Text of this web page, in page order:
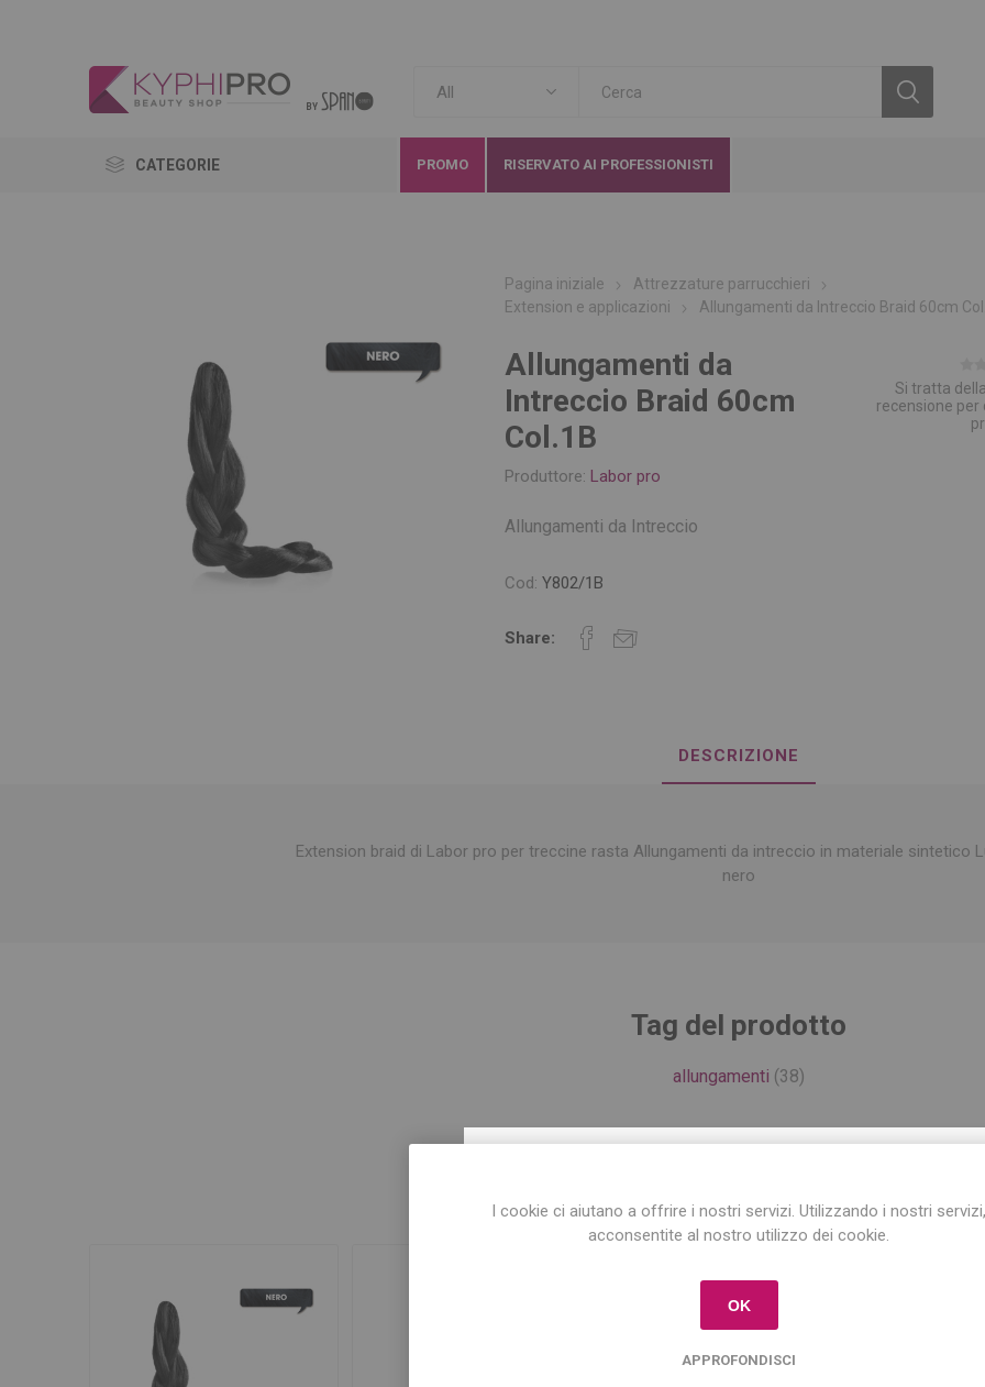
Iscriviti per conoscere le nostre ultime offerte
CATEGORIE PROMO RISERVATO AI PROFESSIONISTI
Pagina iniziale
Attrezzature parrucchieri
Extension e applicazioni
Allungamenti da Intreccio Braid 60cm
Allungamenti da
Intreccio Braid 60cm
Col.1B
Produttore: Labor pro
Si tratta
recensione per
Allungamenti da Intreccio
Cod: Y802/1B
Share:
DESCRIZIONE
Extension braid di Labor pro per treccine rasta Allungamenti da intreccio in materiale sintetico
nero
Tag del prodotto
allungamenti (38)
Prodotti correlati
I cookie ci aiutano a offrire i nostri servizi. Utilizzando i nostri servizi,
acconsentite al nostro utilizzo dei cookie.
OK
APPROFONDISCI